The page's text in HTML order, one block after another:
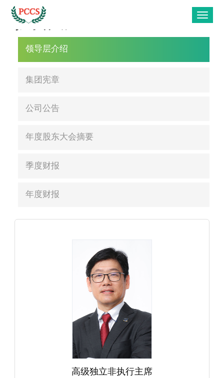
投资关注
领导层介绍
集团宪章
公司公告
年度股东大会摘要
季度财报
年度财报
高级独立非执行主席